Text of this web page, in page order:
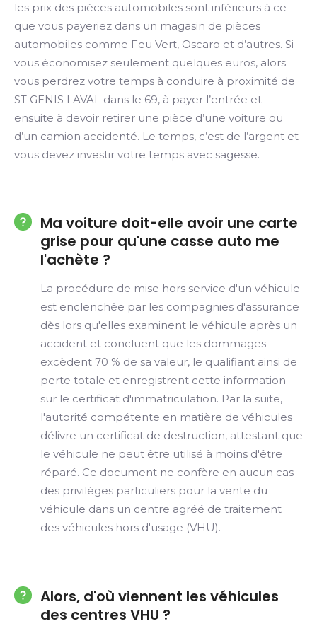
les prix des pièces automobiles sont inférieurs à ce
que vous payeriez dans un magasin de pièces
automobiles comme Feu Vert, Oscaro et d’autres. Si
vous économisez seulement quelques euros, alors
vous perdrez votre temps à conduire à proximité de
ST GENIS LAVAL dans le 69, à payer l’entrée et
ensuite à devoir retirer une pièce d’une voiture ou
d’un camion accidenté. Le temps, c’est de l’argent et
vous devez investir votre temps avec sagesse.
Ma voiture doit-elle avoir une carte
grise pour qu'une casse auto me
l'achète ?
La procédure de mise hors service d'un véhicule
est enclenchée par les compagnies d'assurance
dès lors qu'elles examinent le véhicule après un
accident et concluent que les dommages
excèdent 70 % de sa valeur, le qualifiant ainsi de
perte totale et enregistrent cette information
sur le certificat d'immatriculation. Par la suite,
l'autorité compétente en matière de véhicules
délivre un certificat de destruction, attestant que
le véhicule ne peut être utilisé à moins d'être
réparé. Ce document ne confère en aucun cas
des privilèges particuliers pour la vente du
véhicule dans un centre agréé de traitement
des véhicules hors d'usage (VHU).
Alors, d'où viennent les véhicules
des centres VHU ?